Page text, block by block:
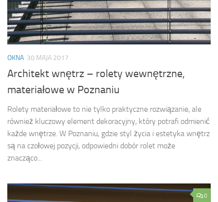
OKNA 30 MAJA 2017
Architekt wnętrz – rolety wewnętrzne,
materiałowe w Poznaniu
Rolety materiałowe to nie tylko praktyczne rozwiązanie, ale
również kluczowy element dekoracyjny, który potrafi odmienić
każde wnętrze. W Poznaniu, gdzie styl życia i estetyka wnętrz
są na czołowej pozycji, odpowiedni dobór rolet może
znacząco...
0